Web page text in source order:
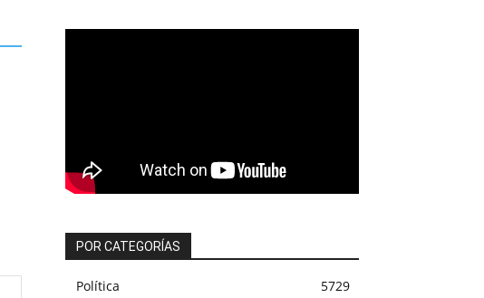
POR CATEGORÍAS
Política
5729